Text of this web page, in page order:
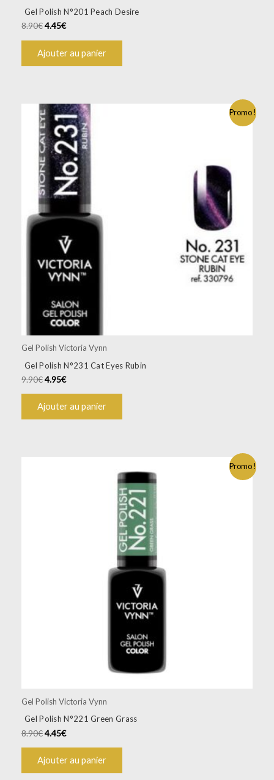
Gel Polish N°201 Peach Desire
8.90€4.45€
Ajouter au panier
Promo !
Gel Polish Victoria Vynn
Gel Polish N°231 Cat Eyes Rubin
9.90€4.95€
Ajouter au panier
Promo !
Gel Polish Victoria Vynn
Gel Polish N°221 Green Grass
8.90€4.45€
Ajouter au panier